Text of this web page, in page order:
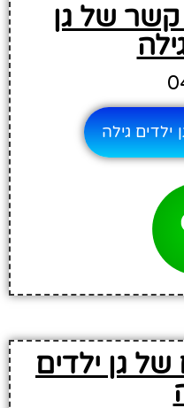
קשר של גן
גילה
גן ילדים